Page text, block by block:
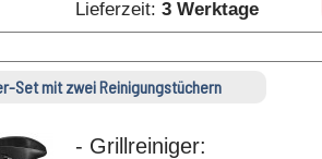
Lieferzeit: 3 Werktage
Set mit zwei Reinigungstüchern
- Grillreiniger: